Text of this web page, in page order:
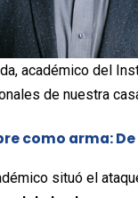
académico del
de nuestra
como arma: De
situó el